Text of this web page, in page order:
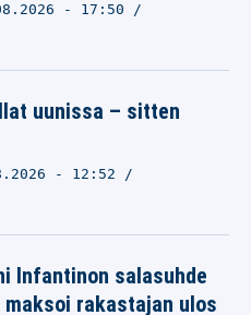
- 17:50
uunissa – sitten
- 12:52
Infantinon salasuhde
maksoi rakastajan ulos